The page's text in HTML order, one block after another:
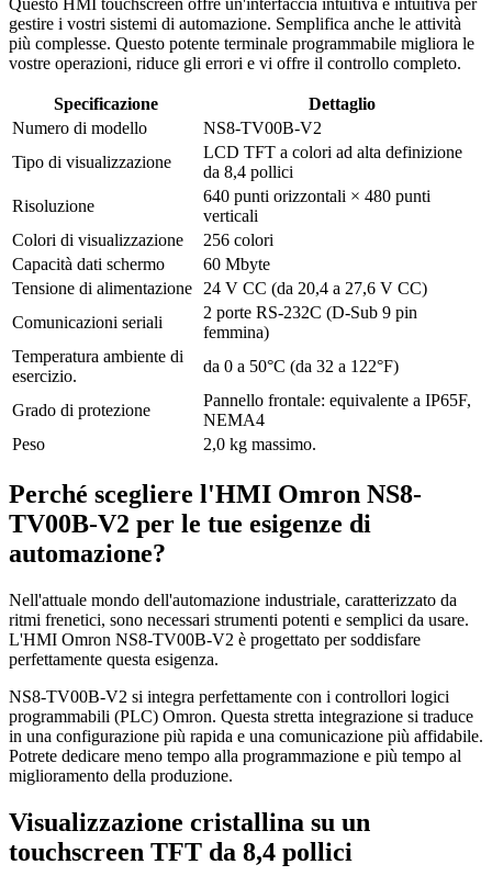
Questo HMI touchscreen offre un'interfaccia intuitiva e intuitiva per
gestire i vostri sistemi di automazione. Semplifica anche le attività
più complesse. Questo potente terminale programmabile migliora le
vostre operazioni, riduce gli errori e vi offre il controllo completo.
Specificazione
Dettaglio
Numero di modello
NS8-TV00B-V2
Tipo di visualizzazione
LCD TFT a colori ad alta definizione
da 8,4 pollici
Risoluzione
640 punti orizzontali × 480 punti
verticali
Colori di visualizzazione
256 colori
Capacità dati schermo
60 Mbyte
Tensione di alimentazione
24 V CC (da 20,4 a 27,6 V CC)
Comunicazioni seriali
2 porte RS-232C (D-Sub 9 pin
femmina)
Temperatura ambiente di
esercizio.
da 0 a 50°C (da 32 a 122°F)
Grado di protezione
Pannello frontale: equivalente a IP65F,
NEMA4
Peso
2,0 kg massimo.
Perché scegliere l'HMI Omron NS8-
TV00B-V2 per le tue esigenze di
automazione?
Nell'attuale mondo dell'automazione industriale, caratterizzato da
ritmi frenetici, sono necessari strumenti potenti e semplici da usare.
L'HMI Omron NS8-TV00B-V2 è progettato per soddisfare
perfettamente questa esigenza.
NS8-TV00B-V2 si integra perfettamente con i controllori logici
programmabili (PLC) Omron. Questa stretta integrazione si traduce
in una configurazione più rapida e una comunicazione più affidabile.
Potrete dedicare meno tempo alla programmazione e più tempo al
miglioramento della produzione.
Visualizzazione cristallina su un
touchscreen TFT da 8,4 pollici